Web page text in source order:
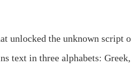
unlocked the unknown script
text in three alphabets: